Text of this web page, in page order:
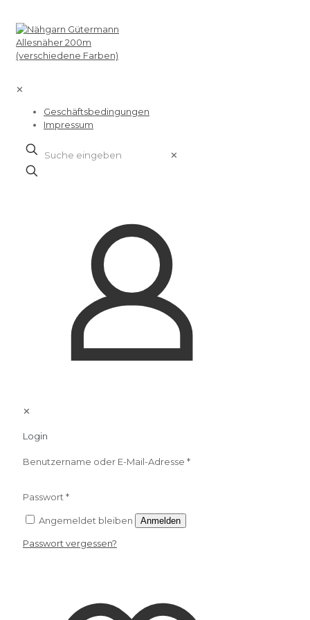
✕
Geschäftsbedingungen
Impressum
✕
✕
Login
Benutzername oder E-Mail-Adresse *
Passwort *
Angemeldet bleiben Anmelden
Passwort vergessen?